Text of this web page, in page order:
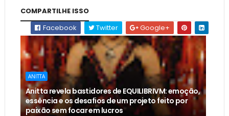
COMPARTILHE ISSO
Facebook
Twitter Google+
ANITTA
Anitta revela bastidores de EQUILIBRIVM: emoção,
essência e os desafios de um projeto feito por
paixão sem focar em lucros